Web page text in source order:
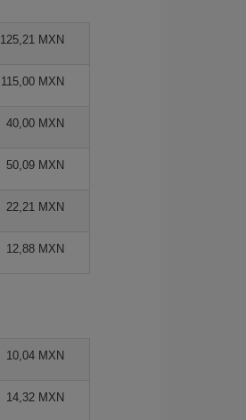
125,21 MXN
115,00 MXN
40,00 MXN
50,09 MXN
22,21 MXN
12,88 MXN
10,04 MXN
14,32 MXN